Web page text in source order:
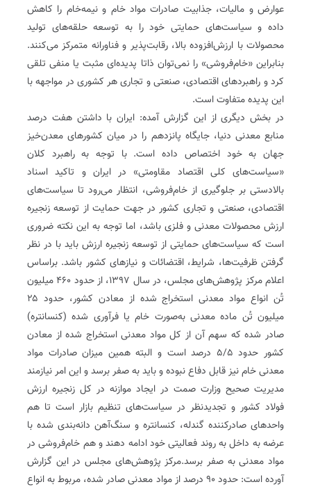
عوارض و مالیات، جذابیت صادرات مواد خام و نیمه‌خام را کاهش
داده و سیاست‌های حمایتی خود را به توسعه حلقه‌های تولید
محصولات با ارزش‌افزوده بالا، رقابت‌پذیر و فناورانه متمرکز می‌کنند.
بنابراین «خام‌فروشی» را نمی‌توان ذاتا پدیده‌ای مثبت یا منفی تلقی
کرد و راهبردهای اقتصادی، صنعتی و تجاری هر کشوری در مواجهه با
این پدیده متفاوت است.
در بخش دیگری از این گزارش آمده‌: ایران با داشتن هفت درصد
منابع معدنی دنیا، جایگاه پانزدهم را در میان کشورهای معدن‌خیز
جهان به‌ خود اختصاص داده است. با توجه به راهبرد کلان
«سیاست‌های کلی اقتصاد مقاومتی» در ایران و تاکید اسناد
بالادستی بر جلوگیری از خام‌فروشی، انتظار می‌رود تا سیاست‌های
اقتصادی، صنعتی و تجاری کشور در جهت حمایت از توسعه زنجیره
ارزش محصولات معدنی و فلزی باشد، اما توجه به این نکته ضروری
است که سیاست‌های حمایتی از توسعه زنجیره ارزش باید با در نظر
گرفتن ظرفیت‌ها، شرایط، اقتضائات و نیازهای کشور باشد. بر‌اساس
اعلام مرکز پژوهش‌های مجلس، در سال ۱۳۹۷، از حدود ۴۶۰ میلیون
تُن انواع مواد معدنی استخراج شده از معادن کشور، حدود ۲۵
میلیون تُن ماده معدنی به‌صورت خام یا فرآوری شده (کنسانتره)
صادر شده که سهم آن از کل مواد معدنی استخراج شده از معادن
کشور حدود ۵/۵ درصد است و البته همین میزان صادرات مواد
معدنی خام نیز قابل دفاع نبوده و باید به صفر برسد و این امر نیازمند
مدیریت صحیح وزارت صمت در ایجاد موازنه در کل زنجیره ارزش
فولاد کشور و تجدیدنظر در سیاست‌های تنظیم بازار است تا هم
واحدهای صادرکننده گندله، کنسانتره و سنگ‌آهن دانه‌بندی شده با
عرضه به داخل به روند فعالیتی خود ادامه دهند و هم خام‌فروشی در
مواد معدنی به صفر برسد.مرکز پژوهش‌های مجلس در این گزارش
آورده است: حدود ۹۰ درصد از مواد معدنی صادر شده، مربوط به انواع